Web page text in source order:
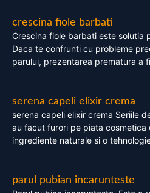
crescina fiole barbati
Crescina fiole barbati este solutia
Daca te confrunti cu probleme
parului, prezentarea prematura a
serena capeli elixir crema
serena capeli elixir crema Seriile
au facut furori pe piata cosmetica
ingrediente naturale si o
parul pubian incarunteste